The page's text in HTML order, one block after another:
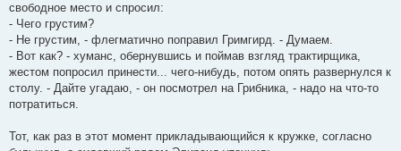
свободное место и спросил:
- Чего грустим?
- Не грустим, - флегматично поправил Гримгирд. - Думаем.
- Вот как? - хуманс, обернувшись и поймав взгляд трактирщика,
жестом попросил принести... чего-нибудь, потом опять развернулся к
столу. - Дайте угадаю, - он посмотрел на Грибника, - надо на что-то
потратиться.
Тот, как раз в этот момент прикладывающийся к кружке, согласно